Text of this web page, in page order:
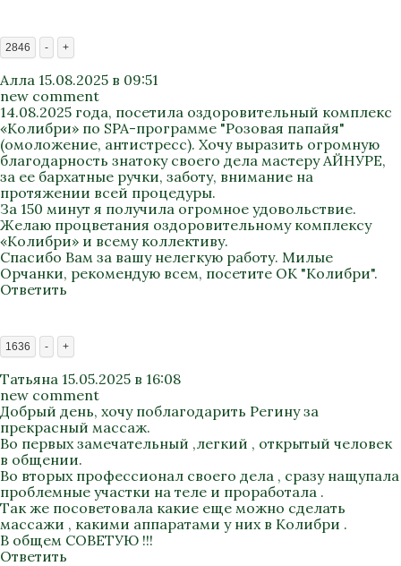
2846 - +
Алла 15.08.2025 в 09:51
new comment
14.08.2025 года, посетила оздоровительный комплекс
«Колибри» по SPA-программе "Розовая папайя"
(омоложение, антистресс). Хочу выразить огромную
благодарность знатоку своего дела мастеру АЙНУРЕ,
за ее бархатные ручки, заботу, внимание на
протяжении всей процедуры.
За 150 минут я получила огромное удовольствие.
Желаю процветания оздоровительному комплексу
«Колибри» и всему коллективу.
Спасибо Вам за вашу нелегкую работу. Милые
Орчанки, рекомендую всем, посетите ОК "Колибри".
Ответить
1636 - +
Татьяна 15.05.2025 в 16:08
new comment
Добрый день, хочу поблагодарить Регину за
прекрасный массаж.
Во первых замечательный ,легкий , открытый человек
в общении.
Во вторых профессионал своего дела , сразу нащупала
проблемные участки на теле и проработала .
Так же посоветовала какие еще можно сделать
массажи , какими аппаратами у них в Колибри .
В общем СОВЕТУЮ !!!
Ответить